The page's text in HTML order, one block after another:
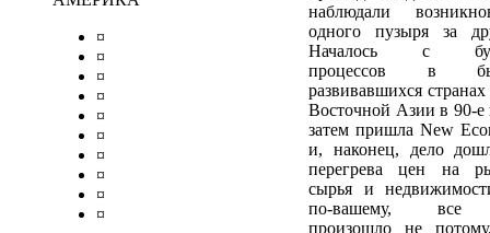
¤
¤
¤
¤
¤
¤
¤
¤
¤
¤
наблюдали
одного пузыря за
Началось с
процессов в
развивавшихся
Восточной Азии в 90-е
затем пришла New
и, наконец, дело
перегрева цен на
сырья и
по-вашему, все
произошло не